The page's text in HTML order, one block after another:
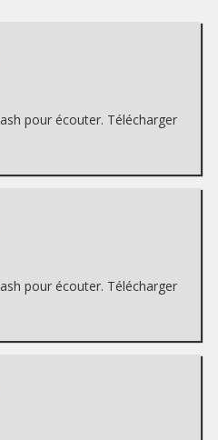
pour écouter. Télécharger
pour écouter. Télécharger